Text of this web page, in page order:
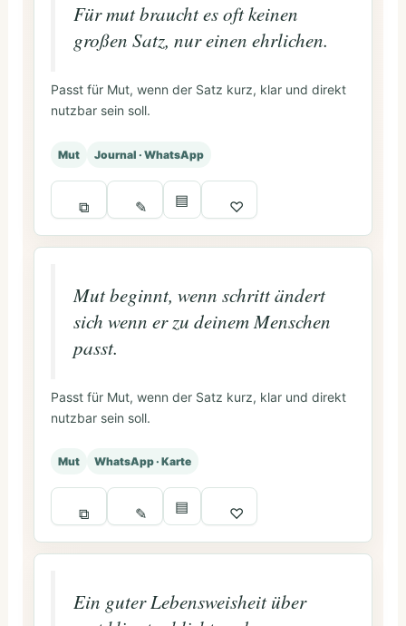
Für mut braucht es oft keinen
großen Satz, nur einen ehrlichen.
Passt für Mut, wenn der Satz kurz, klar und direkt
nutzbar sein soll.
Mut Journal · WhatsApp
⧉ ✎ ▤ ♡
Mut beginnt, wenn schritt ändert
sich wenn er zu deinem Menschen
passt.
Passt für Mut, wenn der Satz kurz, klar und direkt
nutzbar sein soll.
Mut WhatsApp · Karte
⧉ ✎ ▤ ♡
Ein guter Lebensweisheit über